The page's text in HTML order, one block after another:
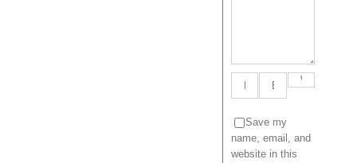
Save my
name, email, and
website in this